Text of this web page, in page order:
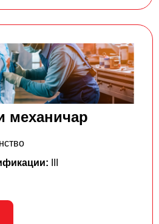
механичар